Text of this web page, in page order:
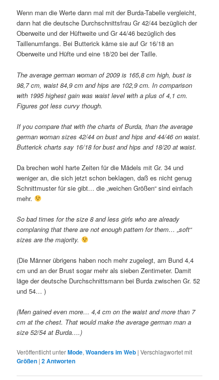
Wenn man die Werte dann mal mit der Burda-Tabelle vergleicht,
dann hat die deutsche Durchschnittsfrau Gr 42/44 bezüglich der
Oberweite und der Hüftweite und Gr 44/46 bezüglich des
Taillenumfangs. Bei Butterick käme sie auf Gr 16/18 an
Oberweite und Hüfte und eine 18/20 bei der Taille.
The average german woman of 2009 is 165,8 cm high, bust is
98,7 cm, waist 84,9 cm and hips are 102,9 cm. In comparison
with 1995 highest gain was waist level with a plus of 4,1 cm.
Figures got less curvy though.
If you compare that with the charts of Burda, than the average
german woman sizes 42/44 on bust and hips and 44/46 on waist.
Butterick charts say 16/18 for bust and hips and 18/20 at waist.
Da brechen wohl harte Zeiten für die Mädels mit Gr. 34 und
weniger an, die sich jetzt schon beklagen, daß es nicht genug
Schnittmuster für sie gibt… die „weichen Größen“ sind einfach
mehr.
So bad times for the size 8 and less girls who are already
complaning that there are not enough pattern for them… „soft“
sizes are the majority.
(Die Männer übrigens haben noch mehr zugelegt, am Bund 4,4
cm und an der Brust sogar mehr als sieben Zentimeter. Damit
läge der deutsche Durchschnittsmann bei Burda zwischen Gr. 52
und 54… )
(Men gained even more… 4,4 cm on the waist and more than 7
cm at the chest. That would make the average german man a
size 52/54 at Burda….)
Veröffentlicht unterMode,Woanders im Web |Verschlagwortet mit
Größen |2Antworten